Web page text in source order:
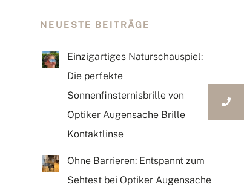
NEUESTE BEITRÄGE
Einzigartiges Naturschauspiel:
Die perfekte
Sonnenfinsternisbrille von
Optiker Augensache Brille
Kontaktlinse
Ohne Barrieren: Entspannt zum
Sehtest bei Optiker Augensache